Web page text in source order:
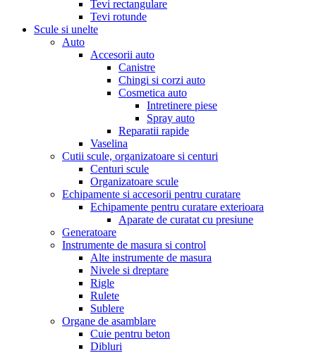
Tevi rectangulare
Tevi rotunde
Scule si unelte
Auto
Accesorii auto
Canistre
Chingi si corzi auto
Cosmetica auto
Intretinere piese
Spray auto
Reparatii rapide
Vaselina
Cutii scule, organizatoare si centuri
Centuri scule
Organizatoare scule
Echipamente si accesorii pentru curatare
Echipamente pentru curatare exterioara
Aparate de curatat cu presiune
Generatoare
Instrumente de masura si control
Alte instrumente de masura
Nivele si dreptare
Rigle
Rulete
Sublere
Organe de asamblare
Cuie pentru beton
Dibluri